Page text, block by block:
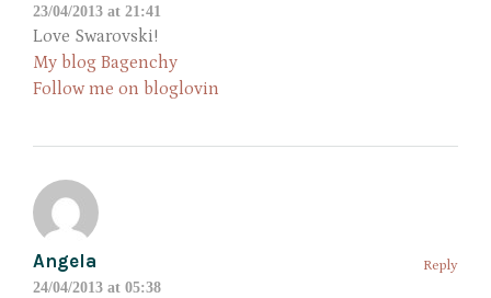
23/04/2013 at 21:41
Love Swarovski!
My blog Bagenchy
Follow me on bloglovin
Angela
24/04/2013 at 05:38
Reply